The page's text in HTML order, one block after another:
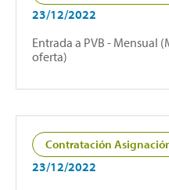
23/12/2022
Entrada a PVB - Mensual
oferta)
Contratación
23/12/2022